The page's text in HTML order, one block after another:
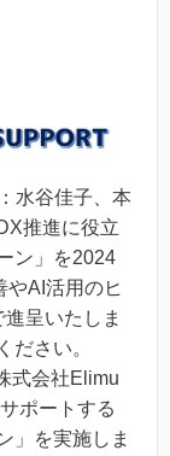
水谷佳子、本
推進に役立
ン」を2024
AI活用のヒ
呈いたしま
ださい。
式会社Elimu
ポートする
」を実施しま